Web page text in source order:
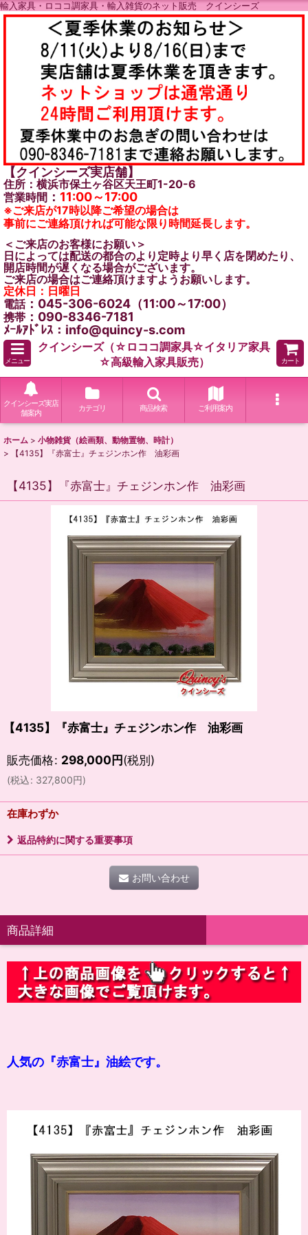
輸入家具・ロココ調家具・輸入雑貨のネット販売 クインシーズ
【クインシーズ実店舗】
住所：横浜市保土ヶ谷区天王町1-20-6
営業時間 ： 11:00～17:00
※ご来店が17時以降ご希望の場合は
事前にご連絡頂ければ可能な限り時間延長します。
＜ご来店のお客様にお願い＞
日によっては配送の都合のより定時より早く店を閉めたり、
開店時間が遅くなる場合がございます。
ご来店の場合はご連絡頂けますようお願いします。
定休日：日曜日
電話：045-306-6024（11:00～17:00）
携帯 ：090-8346-7181
ﾒｰﾙｱﾄﾞﾚｽ：info@quincy-s.com
メニュー
クインシーズ（☆ロココ調家具☆イタリア家具
☆高級輸入家具販売）
カート
クインシーズ実店
舗案内
カテゴリ 商品検索 ご利用案内
ホーム > 小物雑貨（絵画類、動物置物、時計）
>
【4135】『赤富士』チェジンホン作 油彩画
【4135】『赤富士』チェジンホン作 油彩画
【4135】『赤富士』チェジンホン作 油彩画
販売価格: 298,000円(税別)
(税込: 327,800円)
在庫わずか
返品特約に関する重要事項
お問い合わせ
商品詳細
人気の『赤富士』油絵です。